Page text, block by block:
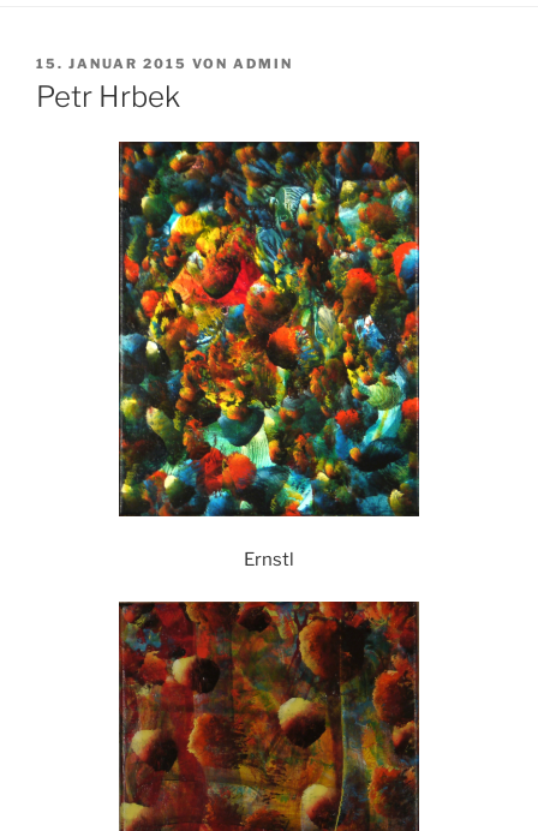
VERÖFFENTLICHT
AM
15. JANUAR 2015 VON ADMIN
Petr Hrbek
Ernstl